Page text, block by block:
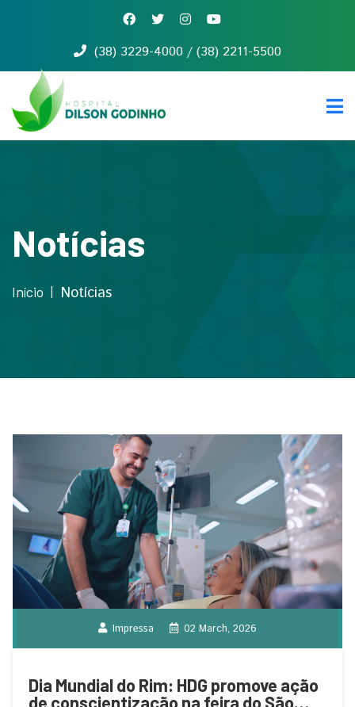
(38) 3229-4000 / (38) 2211-5500
Quem
somos
Serviços
Notícias
Início Notícias
Impressa 02 March, 2026
Dia Mundial do Rim: HDG promove ação
de conscientização na feira do São